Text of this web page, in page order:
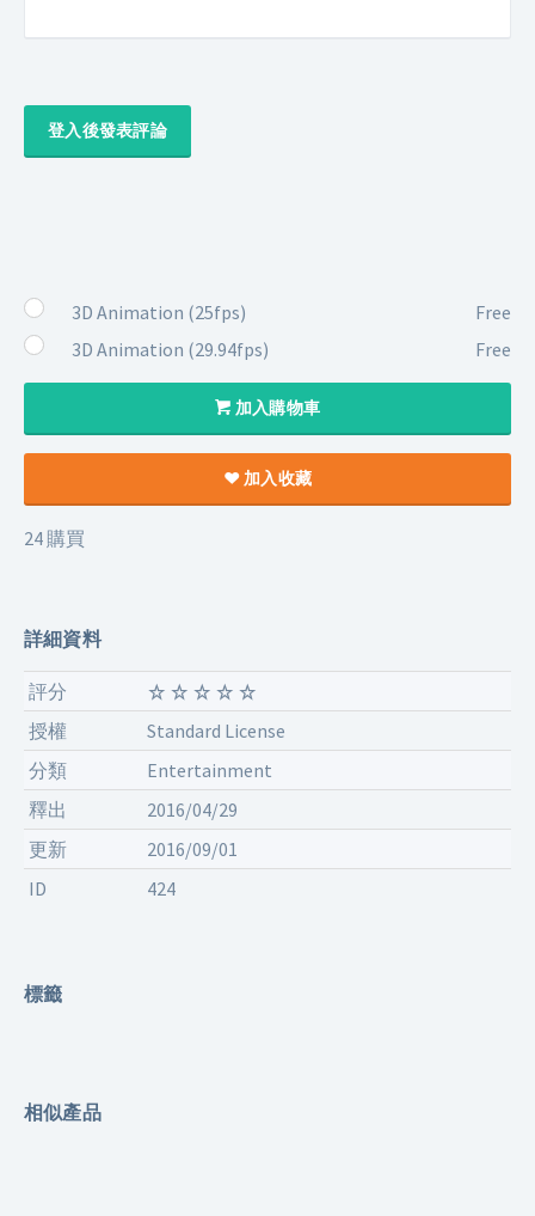
登入後發表評論
3D Animation (25fps)
Free
3D Animation (29.94fps)
Free
加入購物車
加入收藏
24 購買
詳細資料
評分
授權
Standard License
分類
Entertainment
釋出
2016/04/29
更新
2016/09/01
ID
424
標籤
相似產品